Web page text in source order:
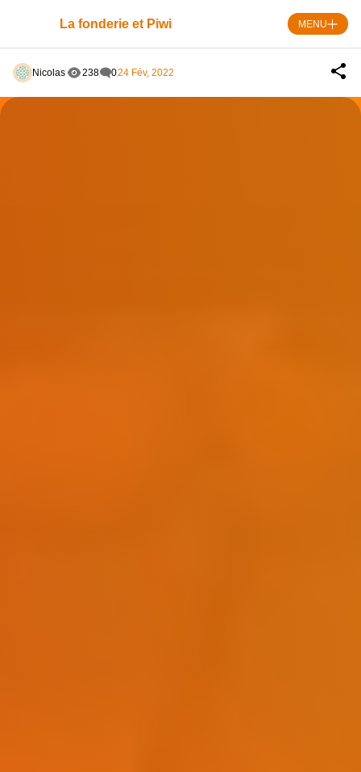
La fonderie et Piwi MENU
Nicolas 238 024 Fév, 2022